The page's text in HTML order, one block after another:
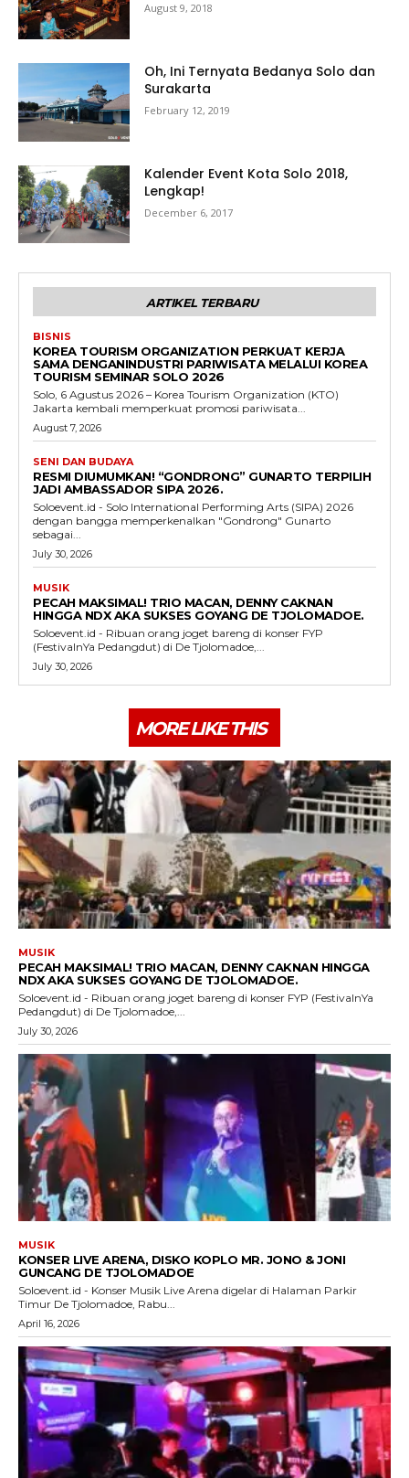
August 9, 2018
Oh, Ini Ternyata Bedanya Solo dan
Surakarta
February 12, 2019
Kalender Event Kota Solo 2018,
Lengkap!
December 6, 2017
ARTIKEL TERBARU
BISNIS
KOREA TOURISM ORGANIZATION PERKUAT KERJA
SAMA DENGANINDUSTRI PARIWISATA MELALUI KOREA
TOURISM SEMINAR SOLO 2026
Solo, 6 Agustus 2026 – Korea Tourism Organization (KTO)
Jakarta kembali memperkuat promosi pariwisata...
August 7, 2026
SENI DAN BUDAYA
RESMI DIUMUMKAN! “GONDRONG” GUNARTO TERPILIH
JADI AMBASSADOR SIPA 2026.
Soloevent.id - Solo International Performing Arts (SIPA) 2026
dengan bangga memperkenalkan "Gondrong" Gunarto
sebagai...
July 30, 2026
MUSIK
PECAH MAKSIMAL! TRIO MACAN, DENNY CAKNAN
HINGGA NDX AKA SUKSES GOYANG DE TJOLOMADOE.
Soloevent.id - Ribuan orang joget bareng di konser FYP
(FestivalnYa Pedangdut) di De Tjolomadoe,...
July 30, 2026
MORE LIKE THIS
MUSIK
PECAH MAKSIMAL! TRIO MACAN, DENNY CAKNAN HINGGA
NDX AKA SUKSES GOYANG DE TJOLOMADOE.
Soloevent.id - Ribuan orang joget bareng di konser FYP (FestivalnYa
Pedangdut) di De Tjolomadoe,...
July 30, 2026
MUSIK
KONSER LIVE ARENA, DISKO KOPLO MR. JONO & JONI
GUNCANG DE TJOLOMADOE
Soloevent.id - Konser Musik Live Arena digelar di Halaman Parkir
Timur De Tjolomadoe, Rabu...
April 16, 2026